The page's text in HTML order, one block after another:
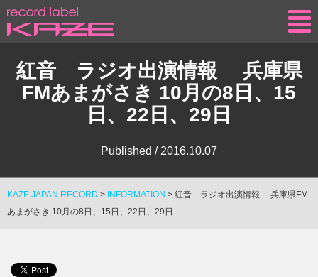
紅音 ラジオ出演情報 兵庫県
FMあまがさき 10月の8日、15
日、22日、29日
Published / 2016.10.07
KAZE JAPAN RECORD > INFORMATION > 紅音 ラジオ出演情報 兵庫県FM
あまがさき 10月の8日、15日、22日、29日